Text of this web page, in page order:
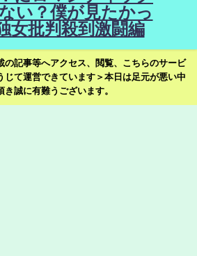
い？僕が見たかっ
女批判殺到激闘編
の記事等へアクセス、閲覧、こちらのサービ
じて運営できています＞本日は足元が悪い中
き誠に有難うございます。